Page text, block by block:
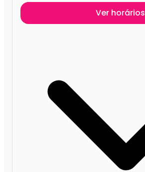
Ver horários